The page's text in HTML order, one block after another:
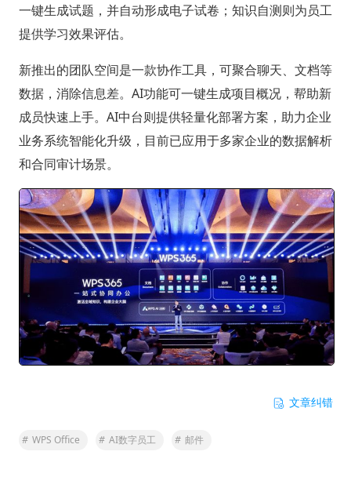
一键生成试题，并自动形成电子试卷；知识自测则为员工
提供学习效果评估。
新推出的团队空间是一款协作工具，可聚合聊天、文档等
数据，消除信息差。AI功能可一键生成项目概况，帮助新
成员快速上手。AI中台则提供轻量化部署方案，助力企业
业务系统智能化升级，目前已应用于多家企业的数据解析
和合同审计场景。
文章纠错
# WPS Office # AI数字员工 # 邮件